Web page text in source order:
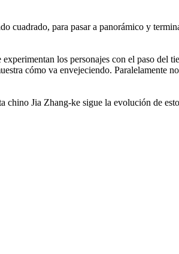
cuadrado, para pasar a panorámico y
los personajes con el paso del
cómo va envejeciendo. Paralelamente
Jia Zhang-ke sigue la evolución de